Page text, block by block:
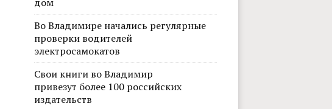
Во Владимире начались регулярные
проверки водителей
электросамокатов
Свои книги во Владимир
привезут более 100 российских
издательств